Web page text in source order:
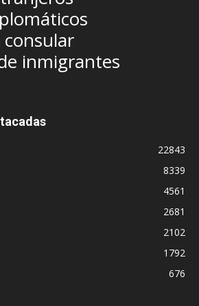
inmigrantes
22843
8339
4561
2681
2102
1792
676